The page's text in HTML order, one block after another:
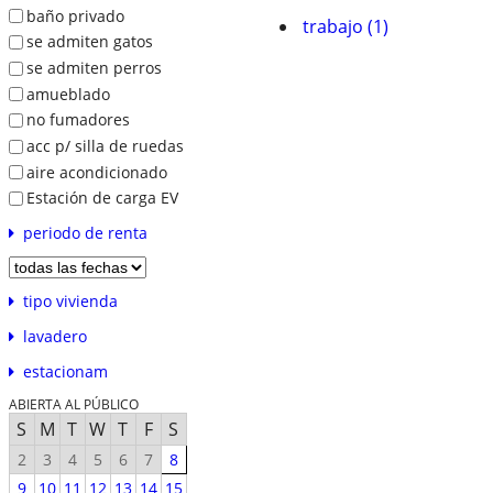
baño privado
se admiten gatos
se admiten perros
amueblado
no fumadores
acc p/ silla de ruedas
aire acondicionado
Estación de carga EV
periodo de renta
tipo vivienda
lavadero
estacionam
ABIERTA AL PÚBLICO
S M T W T F S
2 3 4 5 6 7
8
9
10 11 12 13 14 15
trabajo (1)